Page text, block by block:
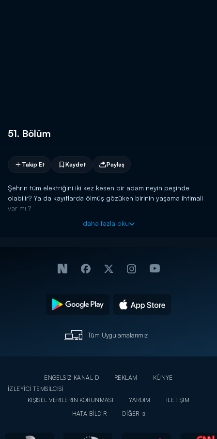
51. Bölüm
Takip Et Kaydet Paylaş
Şehrin tüm elektriğini iki kez kesen bir adam neyin peşinde
olabilir? Ya da kayıtlarda ölmüş gözüken birinin yaşama ihtimali
var mı ?
galip derviş 51. bölüm izle, galip derviş 51. bölüm full izle, galip
daha fazla oku
Tüm Uygulamalarımız
ENGELSİZ KANAL D REKLAM
KÜNYE
İZLEYİCİ TEMSİLCİSİ
KİŞİSEL VERİLERİN KORUNMASI
YARDIM
İLETİŞİM
HATA BİLDİR
DİĞER